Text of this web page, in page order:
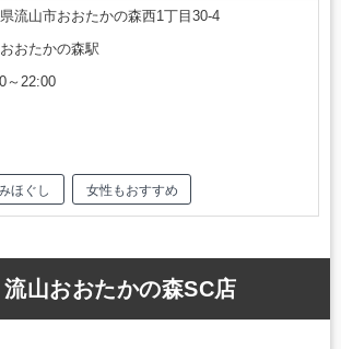
流山市おおたかの森西1丁目30-4
おたかの森駅
～22:00
ほぐし 女性もおすすめ
山おおたかの森SC店